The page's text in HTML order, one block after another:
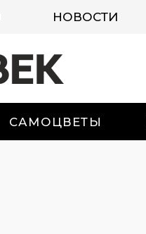
НОВОСТИ
САМОЦВЕТЫ